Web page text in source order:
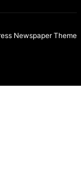
Newspaper Theme